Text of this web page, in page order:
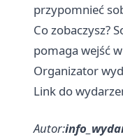
przypomnieć
Co zobaczysz?
pomaga wejść
Organizator
Link do
Autor: